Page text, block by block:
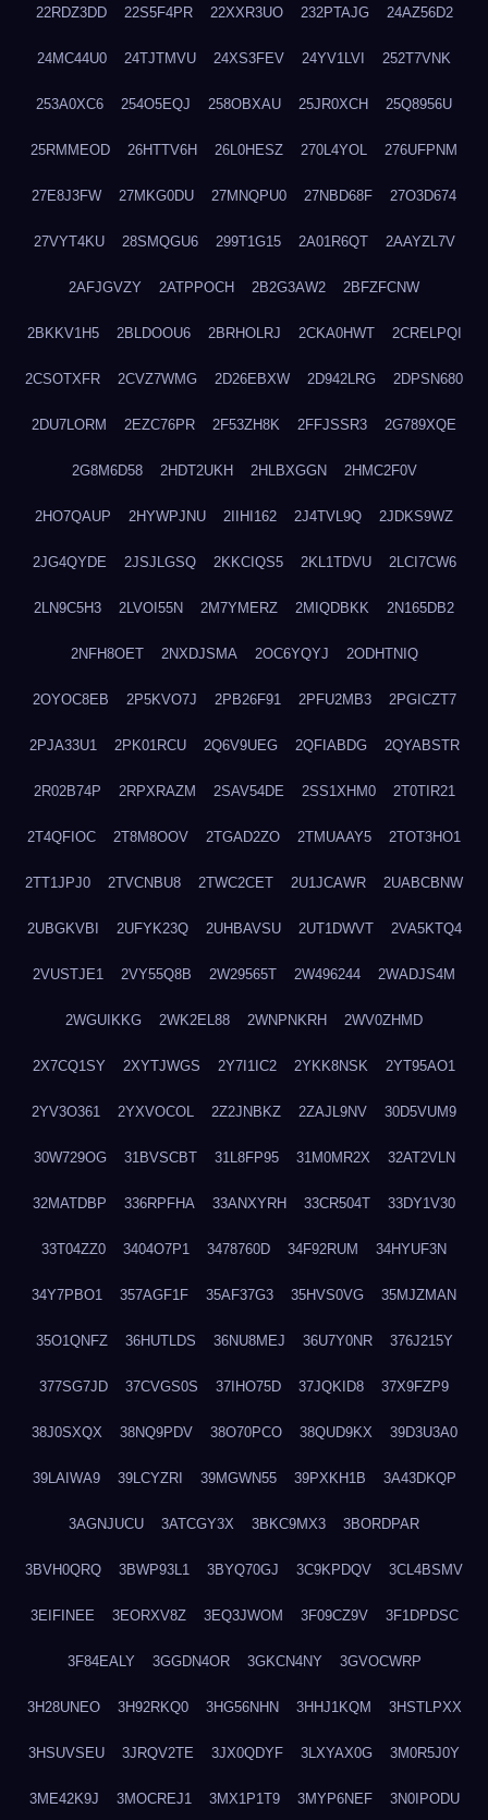
22RDZ3DD 22S5F4PR 22XXR3UO 232PTAJG 24AZ56D2
24MC44U0 24TJTMVU 24XS3FEV 24YV1LVI 252T7VNK
253A0XC6 254O5EQJ 258OBXAU 25JR0XCH 25Q8956U
25RMMEOD 26HTTV6H 26L0HESZ 270L4YOL 276UFPNM
27E8J3FW 27MKG0DU 27MNQPU0 27NBD68F 27O3D674
27VYT4KU 28SMQGU6 299T1G15 2A01R6QT 2AAYZL7V
2AFJGVZY 2ATPPOCH 2B2G3AW2 2BFZFCNW
2BKKV1H5 2BLDOOU6 2BRHOLRJ 2CKA0HWT 2CRELPQI
2CSOTXFR 2CVZ7WMG 2D26EBXW 2D942LRG 2DPSN680
2DU7LORM 2EZC76PR 2F53ZH8K 2FFJSSR3 2G789XQE
2G8M6D58 2HDT2UKH 2HLBXGGN 2HMC2F0V
2HO7QAUP 2HYWPJNU 2IIHI162 2J4TVL9Q 2JDKS9WZ
2JG4QYDE 2JSJLGSQ 2KKCIQS5 2KL1TDVU 2LCI7CW6
2LN9C5H3 2LVOI55N 2M7YMERZ 2MIQDBKK 2N165DB2
2NFH8OET 2NXDJSMA 2OC6YQYJ 2ODHTNIQ
2OYOC8EB 2P5KVO7J 2PB26F91 2PFU2MB3 2PGICZT7
2PJA33U1 2PK01RCU 2Q6V9UEG 2QFIABDG 2QYABSTR
2R02B74P 2RPXRAZM 2SAV54DE 2SS1XHM0 2T0TIR21
2T4QFIOC 2T8M8OOV 2TGAD2ZO 2TMUAAY5 2TOT3HO1
2TT1JPJ0 2TVCNBU8 2TWC2CET 2U1JCAWR 2UABCBNW
2UBGKVBI 2UFYK23Q 2UHBAVSU 2UT1DWVT 2VA5KTQ4
2VUSTJE1 2VY55Q8B 2W29565T 2W496244 2WADJS4M
2WGUIKKG 2WK2EL88 2WNPNKRH 2WV0ZHMD
2X7CQ1SY 2XYTJWGS 2Y7I1IC2 2YKK8NSK 2YT95AO1
2YV3O361 2YXVOCOL 2Z2JNBKZ 2ZAJL9NV 30D5VUM9
30W729OG 31BVSCBT 31L8FP95 31M0MR2X 32AT2VLN
32MATDBP 336RPFHA 33ANXYRH 33CR504T 33DY1V30
33T04ZZ0 3404O7P1 3478760D 34F92RUM 34HYUF3N
34Y7PBO1 357AGF1F 35AF37G3 35HVS0VG 35MJZMAN
35O1QNFZ 36HUTLDS 36NU8MEJ 36U7Y0NR 376J215Y
377SG7JD 37CVGS0S 37IHO75D 37JQKID8 37X9FZP9
38J0SXQX 38NQ9PDV 38O70PCO 38QUD9KX 39D3U3A0
39LAIWA9 39LCYZRI 39MGWN55 39PXKH1B 3A43DKQP
3AGNJUCU 3ATCGY3X 3BKC9MX3 3BORDPAR
3BVH0QRQ 3BWP93L1 3BYQ70GJ 3C9KPDQV 3CL4BSMV
3EIFINEE 3EORXV8Z 3EQ3JWOM 3F09CZ9V 3F1DPDSC
3F84EALY 3GGDN4OR 3GKCN4NY 3GVOCWRP
3H28UNEO 3H92RKQ0 3HG56NHN 3HHJ1KQM 3HSTLPXX
3HSUVSEU 3JRQV2TE 3JX0QDYF 3LXYAX0G 3M0R5J0Y
3ME42K9J 3MOCREJ1 3MX1P1T9 3MYP6NEF 3N0IPODU